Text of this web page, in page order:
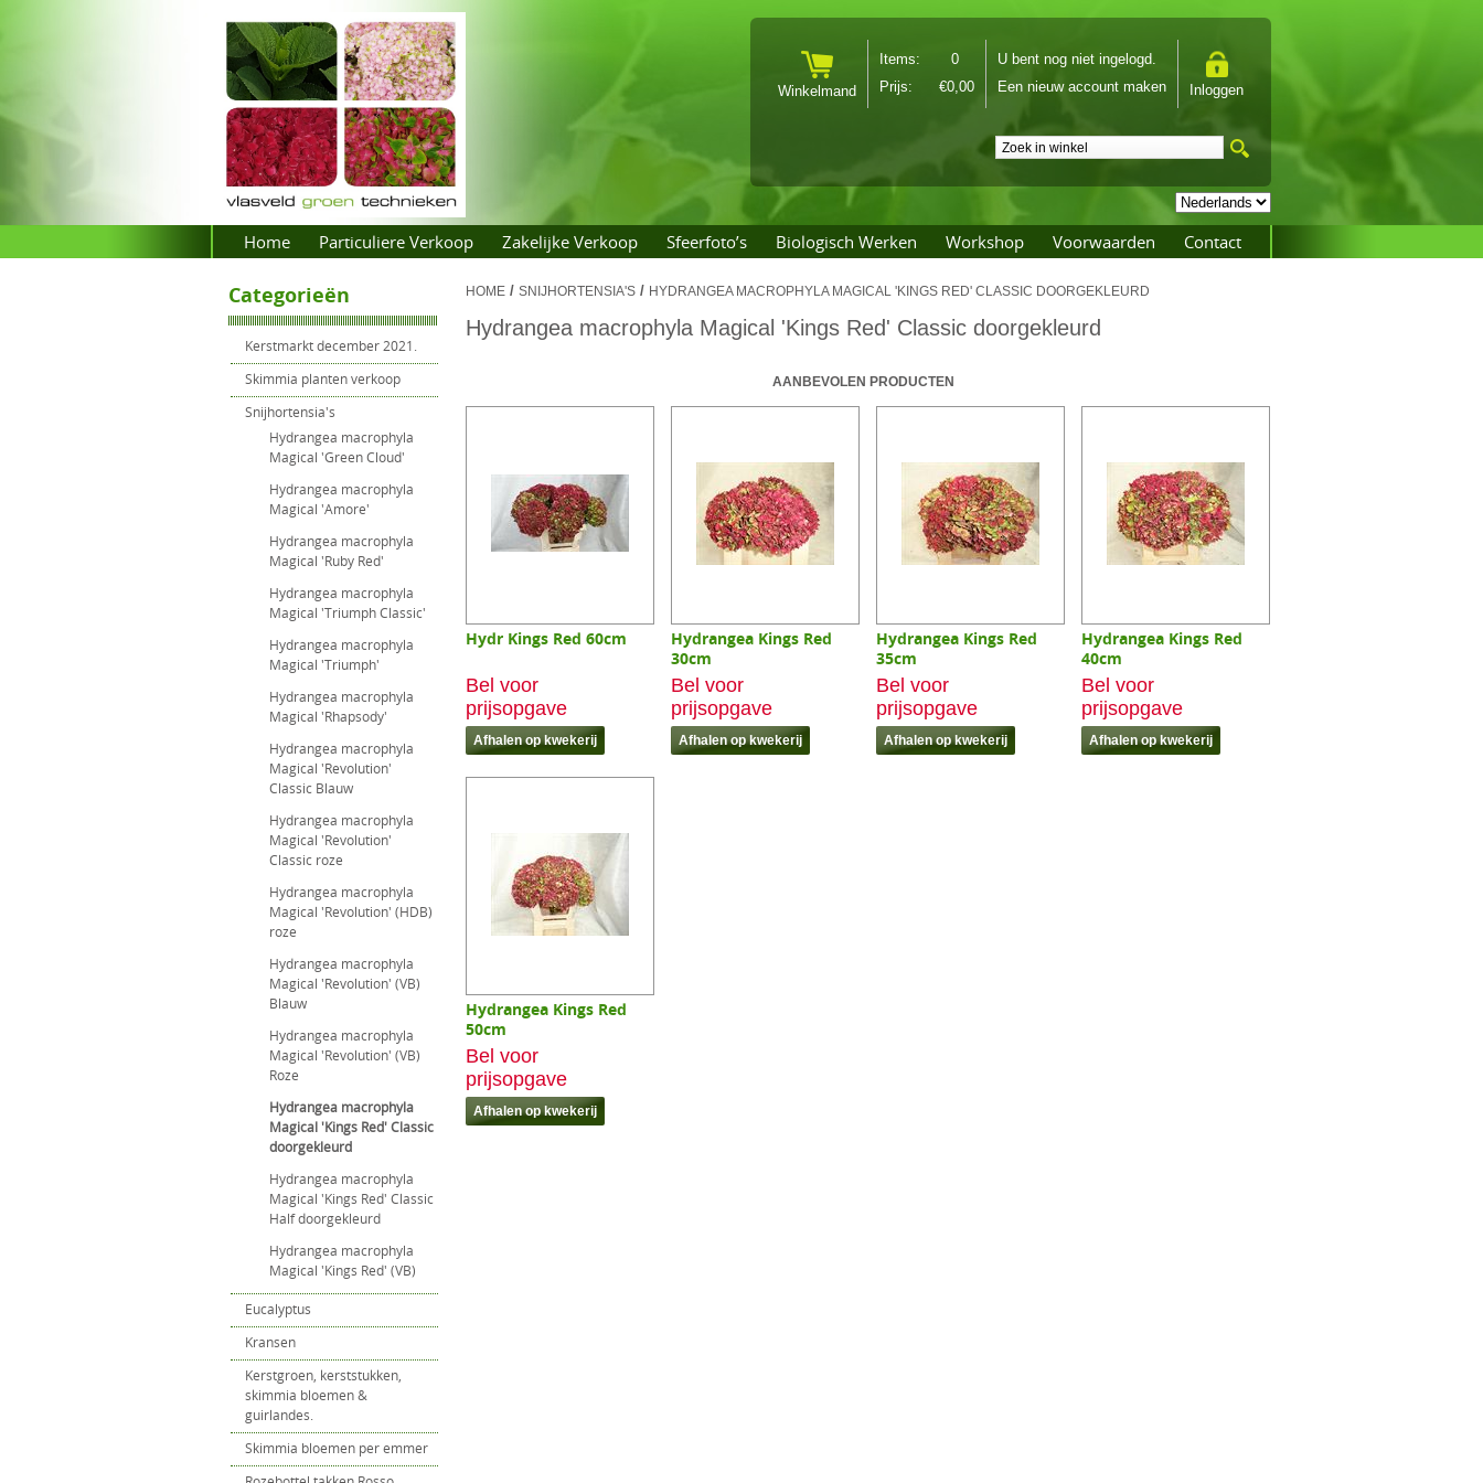
Winkelmand
Items: 0
Prijs: €0,00
U bent nog niet ingelogd.
Een nieuw account maken
Inloggen
Home Particuliere Verkoop Zakelijke Verkoop Sfeerfoto’s Biologisch Werken Workshop Voorwaarden Contact
Categorieën
Kerstmarkt december 2021.
Skimmia planten verkoop
Snijhortensia's
Hydrangea macrophyla
Magical 'Green Cloud'
Hydrangea macrophyla
Magical 'Amore'
Hydrangea macrophyla
Magical 'Ruby Red'
Hydrangea macrophyla
Magical 'Triumph Classic'
Hydrangea macrophyla
Magical 'Triumph'
Hydrangea macrophyla
Magical 'Rhapsody'
Hydrangea macrophyla
Magical 'Revolution'
Classic Blauw
Hydrangea macrophyla
Magical 'Revolution'
Classic roze
Hydrangea macrophyla
Magical 'Revolution' (HDB)
roze
Hydrangea macrophyla
Magical 'Revolution' (VB)
Blauw
Hydrangea macrophyla
Magical 'Revolution' (VB)
Roze
Hydrangea macrophyla
Magical 'Kings Red' Classic
doorgekleurd
Hydrangea macrophyla
Magical 'Kings Red' Classic
Half doorgekleurd
Hydrangea macrophyla
Magical 'Kings Red' (VB)
Eucalyptus
Kransen
Kerstgroen, kerststukken,
skimmia bloemen &
guirlandes.
Skimmia bloemen per emmer
HOME / SNIJHORTENSIA'S / HYDRANGEA MACROPHYLA MAGICAL 'KINGS RED' CLASSIC DOORGEKLEURD
Hydrangea macrophyla Magical 'Kings Red' Classic doorgekleurd
AANBEVOLEN PRODUCTEN
Hydr Kings Red 60cm
Bel voor
prijsopgave
Hydrangea Kings Red
30cm
Bel voor
prijsopgave
Hydrangea Kings Red
35cm
Bel voor
prijsopgave
Hydrangea Kings Red
40cm
Bel voor
prijsopgave
Hydrangea Kings Red
50cm
Bel voor
prijsopgave